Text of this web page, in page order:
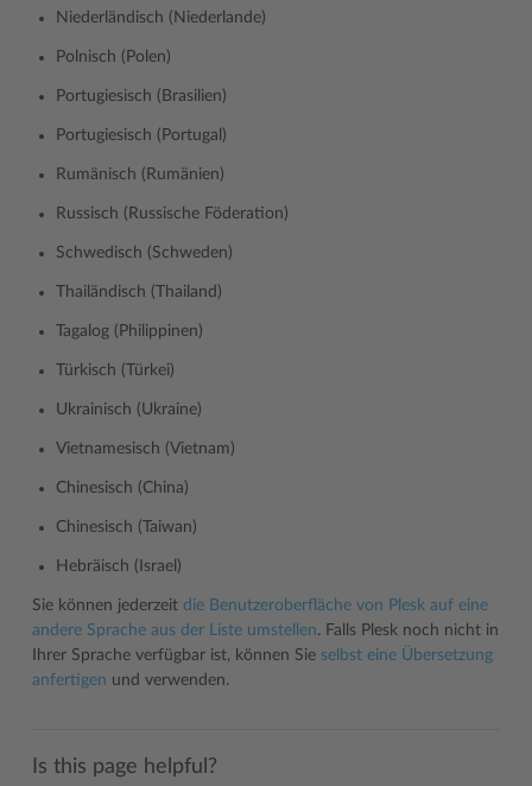
Niederländisch (Niederlande)
Polnisch (Polen)
Portugiesisch (Brasilien)
Portugiesisch (Portugal)
Rumänisch (Rumänien)
Russisch (Russische Föderation)
Schwedisch (Schweden)
Thailändisch (Thailand)
Tagalog (Philippinen)
Türkisch (Türkei)
Ukrainisch (Ukraine)
Vietnamesisch (Vietnam)
Chinesisch (China)
Chinesisch (Taiwan)
Hebräisch (Israel)
Sie können jederzeit die Benutzeroberfläche von Plesk auf eine
andere Sprache aus der Liste umstellen. Falls Plesk noch nicht in
Ihrer Sprache verfügbar ist, können Sie selbst eine Übersetzung
anfertigen und verwenden.
Is this page helpful?